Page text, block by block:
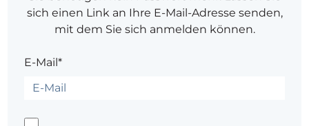
sich einen Link an Ihre E-Mail-Adresse senden,
mit dem Sie sich anmelden können.
E-Mail*